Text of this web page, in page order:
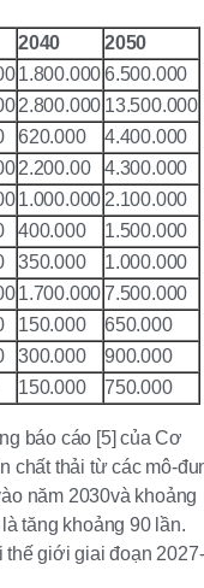
2040
2050
1.800.0006.500.000
2.800.000 13.500.000
620.000
4.400.000
2.200.00
4.300.000
1.000.000 2.100.000
400.000
1.500.000
350.000
1.000.000
1.700.0007.500.000
150.000
650.000
300.000
900.000
150.000 750.000
báo cáo [5] của Cơ
chất thải từ các mô-
năm 2030và khoảng
tăng khoảng 90 lần.